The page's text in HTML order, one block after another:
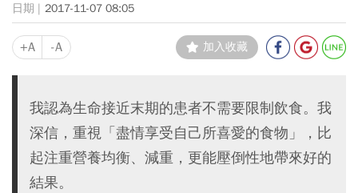
2017-11-07 08:05
+A -A 加入收藏
我認為生命接近末期的患者不需要限制飲食。我
深信，重視「盡情享受自己所喜愛的食物」，比
起注重營養均衡、減重，更能壓倒性地帶來好的
結果。